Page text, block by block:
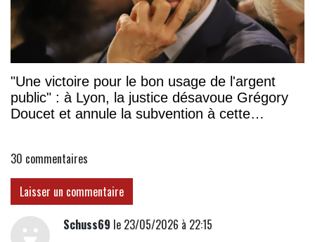
"Une victoire pour le bon usage de l'argent
public" : à Lyon, la justice désavoue Grégory
Doucet et annule la subvention à cette
30 commentaires
Laisser un commentaire
Schuss69 le 23/05/2026 à 22:15